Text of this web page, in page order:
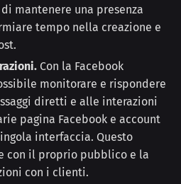
mantenere una presenza
tempo nella creazione e
Con la Facebook
monitorare e rispondere
diretti e alle interazioni
pagina Facebook e account
interfaccia. Questo
con il proprio pubblico e la
con i clienti.